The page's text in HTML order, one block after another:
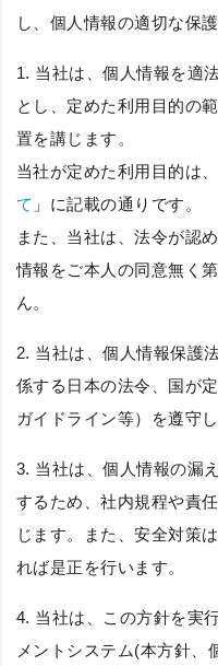
し、個人情報の適切な保
1. 当社は、個人情報を適
とし、定めた利用目的の
置を講じます。
当社が定めた利用目的は
て 」に記載の通りです。
また、当社は、法令が認
情報をご本人の同意無く
ん。
2. 当社は、個人情報保護
係する日本の法令、国が
ガイドライン等）を遵守し
3. 当社は、個人情報の漏
するため、社内規程や責
じます。また、安全対策
れば是正を行います。
4. 当社は、この方針を実
メントシステム(本方針、